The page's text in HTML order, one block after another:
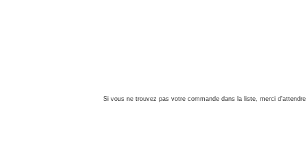
Si vous ne trouvez pas votre commande dans la liste, merci